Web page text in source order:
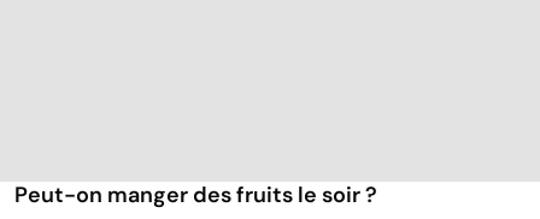
Peut-on manger des fruits le soir ?